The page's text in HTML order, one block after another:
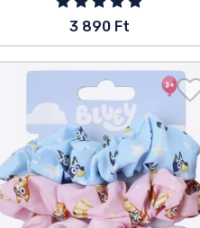
3 890 Ft